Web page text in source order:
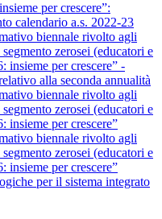
per crescere”:
calendario a.s. 2022-23
biennale rivolto agli
zerosei (educatori e
insieme per crescere” -
alla seconda annualità
biennale rivolto agli
zerosei (educatori e
insieme per crescere”
biennale rivolto agli
zerosei (educatori e
insieme per crescere”
per il sistema integrato